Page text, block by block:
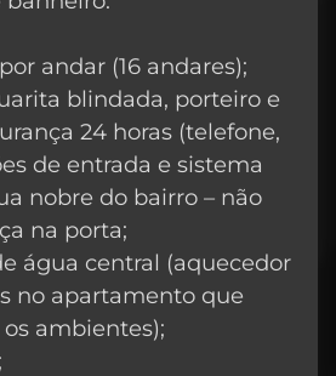
andar (16 andares);
blindada, porteiro e
24 horas (telefone,
de entrada e sistema
nobre do bairro – não
na porta;
água central (aquecedor
no apartamento que
ambientes);